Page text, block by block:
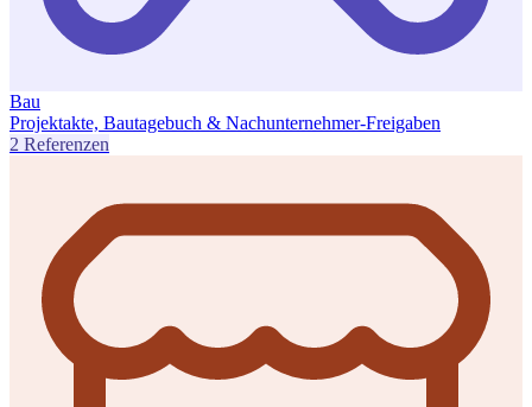
Bau
Projektakte, Bautagebuch & Nachunternehmer-Freigaben
2 Referenzen